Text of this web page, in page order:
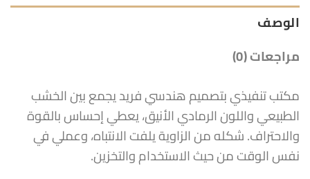
الوصف
مراجعات (0)
مكتب تنفيذي بتصميم هندسي فريد يجمع بين الخشب
الطبيعي واللون الرمادي الأنيق، يعطي إحساس بالقوة
والاحتراف. شكله من الزاوية يلفت الانتباه، وعملي في
نفس الوقت من حيث الاستخدام والتخزين.